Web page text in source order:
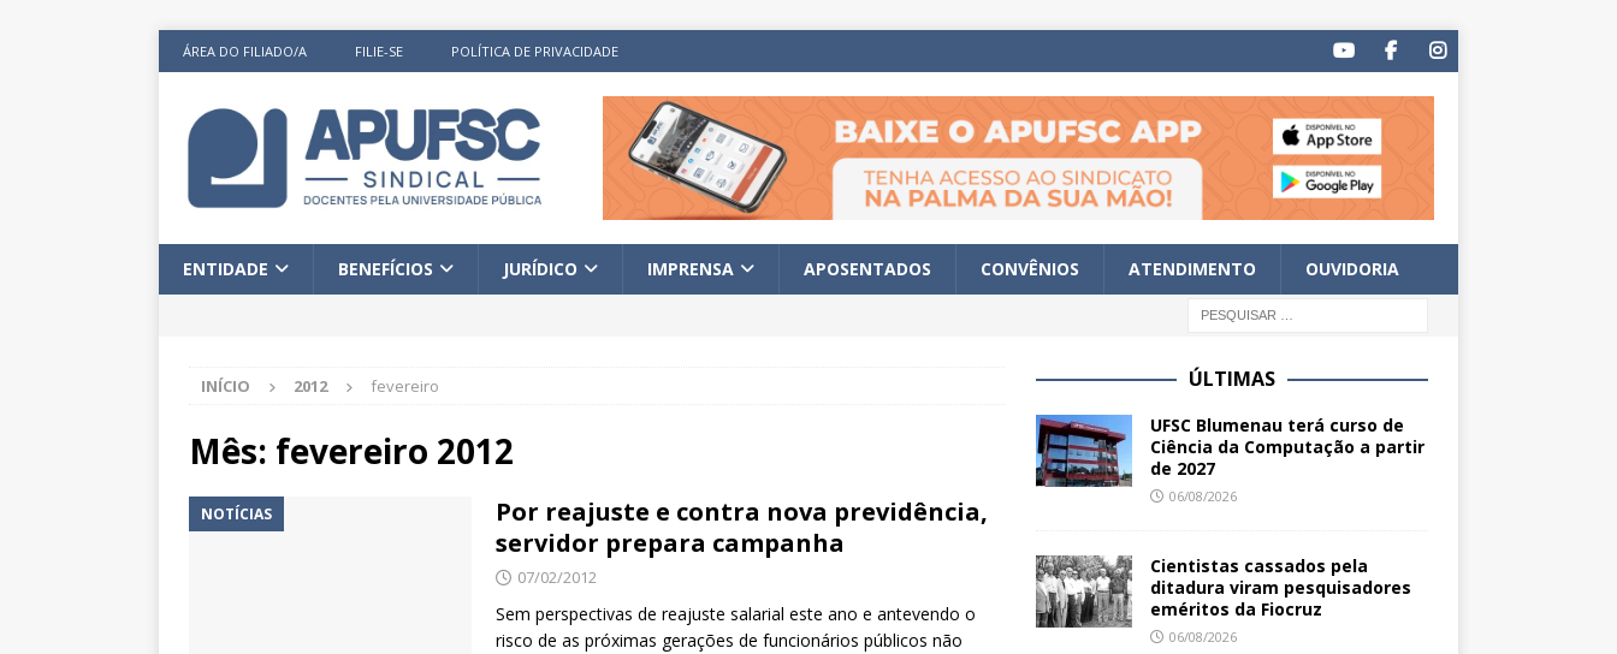
ÁREA DO FILIADO/A FILIE-SE POLÍTICA DE PRIVACIDADE
ENTIDADE BENEFÍCIOS JURÍDICO IMPRENSA APOSENTADOS CONVÊNIOS ATENDIMENTO OUVIDORIA
INÍCIO 2012 fevereiro
Mês: fevereiro 2012
NOTÍCIAS
Por reajuste e contra nova previdência,
servidor prepara campanha
07/02/2012
Sem perspectivas de reajuste salarial este ano e antevendo o
risco de as próximas gerações de funcionários públicos não
ÚLTIMAS
UFSC Blumenau terá curso de
Ciência da Computação a partir
de 2027
06/08/2026
Cientistas cassados pela
ditadura viram pesquisadores
eméritos da Fiocruz
06/08/2026